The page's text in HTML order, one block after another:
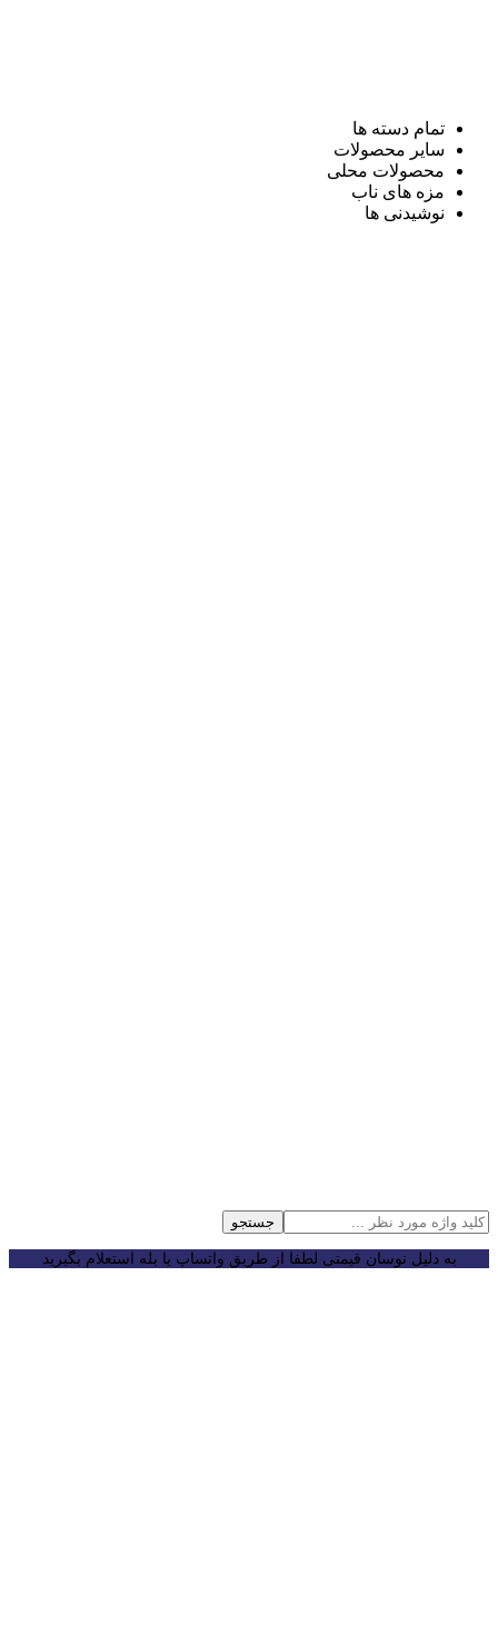
تمام دسته ها
سایر محصولات
محصولات محلی
مزه های ناب
نوشیدنی ها
جستجو
به دلیل نوسان قیمتی لطفا از طریق واتساپ یا بله استعلام بگیرید